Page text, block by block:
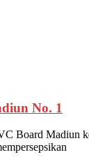
No. 1
Board Madiun